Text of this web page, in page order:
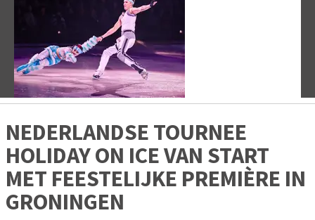
Vorige
NEDERLANDSE TOURNEE
HOLIDAY ON ICE VAN START
MET FEESTELIJKE PREMIÈRE IN
GRONINGEN